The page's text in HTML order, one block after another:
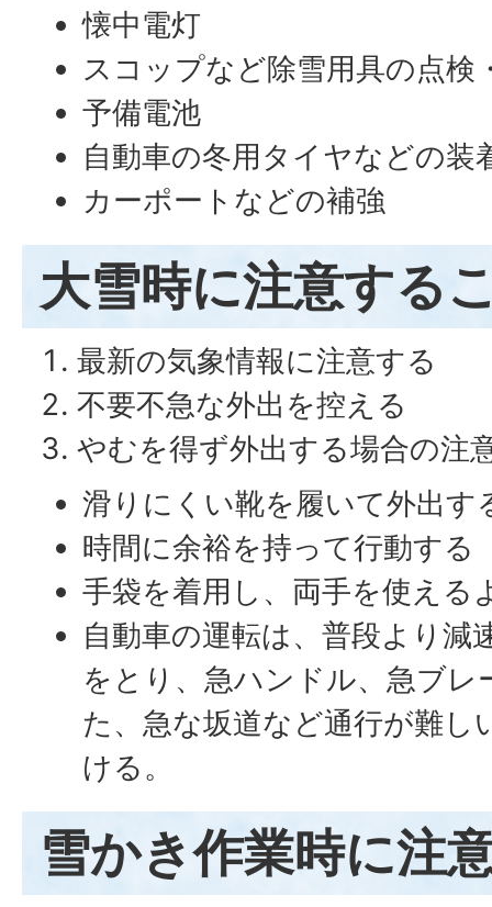
懐中電灯
スコップなど除雪用具の点検
予備電池
自動車の冬用タイヤなどの装
カーポートなどの補強
大雪時に注意する
最新の気象情報に注意する
不要不急な外出を控える
やむを得ず外出する場合の注
滑りにくい靴を履いて外出す
時間に余裕を持って行動する
手袋を着用し、両手を使える
自動車の運転は、普段より減
をとり、急ハンドル、急ブ
た、急な坂道など通行が難し
ける。
雪かき作業時に注